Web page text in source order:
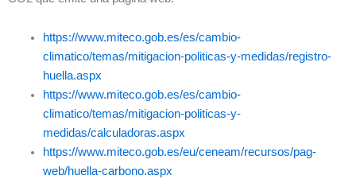
https://www.miteco.gob.es/es/cambio-
climatico/temas/mitigacion-politicas-y-medidas/registro-
huella.aspx
https://www.miteco.gob.es/es/cambio-
climatico/temas/mitigacion-politicas-y-
medidas/calculadoras.aspx
https://www.miteco.gob.es/eu/ceneam/recursos/pag-
web/huella-carbono.aspx